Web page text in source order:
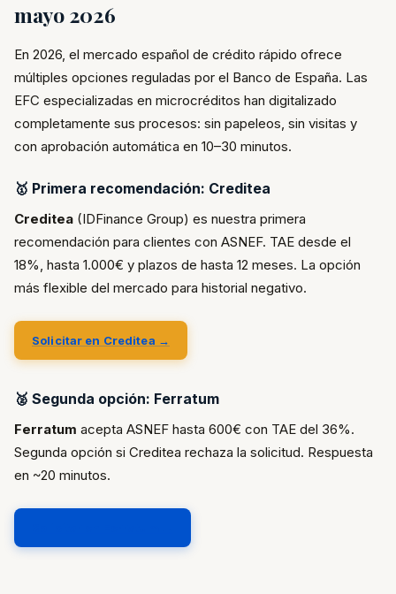
mayo 2026
En 2026, el mercado español de crédito rápido ofrece
múltiples opciones reguladas por el Banco de España. Las
EFC especializadas en microcréditos han digitalizado
completamente sus procesos: sin papeleos, sin visitas y
con aprobación automática en 10–30 minutos.
🥇 Primera recomendación: Creditea
Creditea (IDFinance Group) es nuestra primera
recomendación para clientes con ASNEF. TAE desde el
18%, hasta 1.000€ y plazos de hasta 12 meses. La opción
más flexible del mercado para historial negativo.
Solicitar en Creditea →
🥈 Segunda opción: Ferratum
Ferratum acepta ASNEF hasta 600€ con TAE del 36%.
Segunda opción si Creditea rechaza la solicitud. Respuesta
en ~20 minutos.